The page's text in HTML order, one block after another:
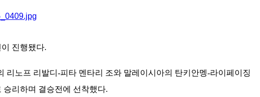
진행됐다.
노프 리발디-피타 멘타리 조와 말레이시아의 탄키안멩-라이페이징
리하며 결승전에 선착했다.